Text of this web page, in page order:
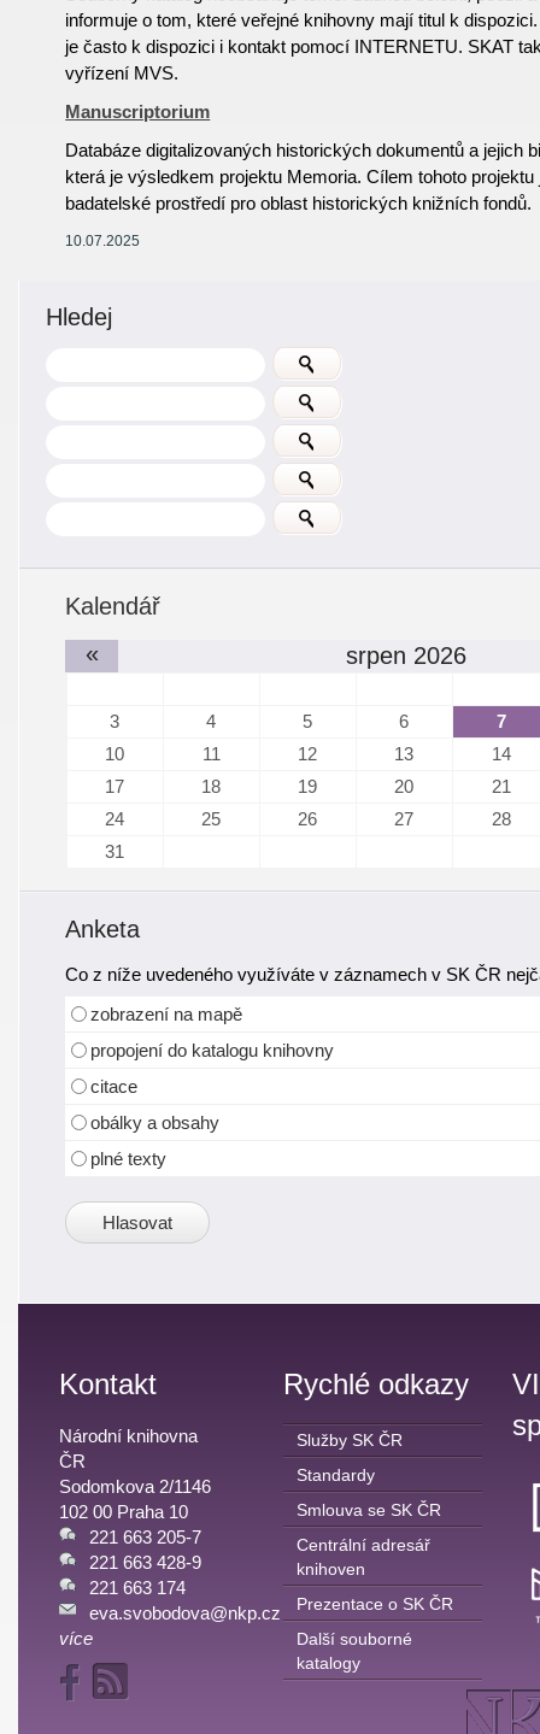
informuje o tom, které veřejné knihovny mají titul k
je často k dispozici i kontakt pomocí INTERNETU. SKAT
vyřízení MVS.
Manuscriptorium
Databáze digitalizovaných historických dokumentů a jejich
která je výsledkem projektu Memoria. Cílem tohoto
badatelské prostředí pro oblast historických knižních fondů.
10.07.2025
Hledej
Kalendář
«
srpen 2026
3 4 5 6
7
10
11 12 13
14
17
18 19 20
21
24
25 26 27
28
31
Anketa
Co z níže uvedeného využíváte v záznamech v SK ČR
zobrazení na mapě
propojení do katalogu knihovny
citace
obálky a obsahy
plné texty
Kontakt
Národní knihovna
ČR
Sodomkova 2/1146
102 00 Praha 10
221 663 205-7
221 663 428-9
221 663 174
eva.svobodova@nkp.cz
více
Rychlé odkazy
Služby SK ČR
Standardy
Smlouva se SK ČR
Centrální adresář
knihoven
Prezentace o SK ČR
Další souborné
katalogy